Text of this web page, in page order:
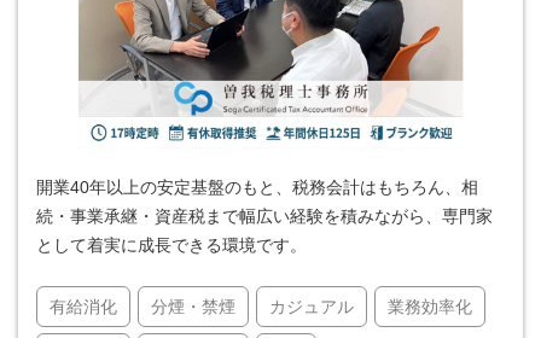
開業40年以上の安定基盤のもと、税務会計はもちろん、相
続・事業承継・資産税まで幅広い経験を積みながら、専門家
として着実に成長できる環境です。
有給消化 分煙・禁煙 カジュアル 業務効率化